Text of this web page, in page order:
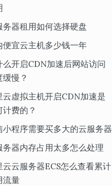
务器租用如何选择硬盘
便宜云主机多少钱一年
么开启CDN加速后网站访问
缓慢？
云虚拟主机开启CDN加速是
计费的？
小程序需要买多大的云服务器
务器内存占用太多怎么处理
云云服务器ECS怎么查看累计
流量